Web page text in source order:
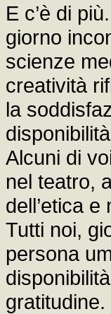
E c’è di
giorno
scienze
creatività
la
Alcuni di
nel teatro,
dell’etica
Tutti noi,
persona
gratitudine.